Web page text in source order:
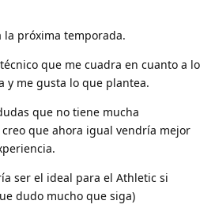
la próxima temporada.
que me cuadra en cuanto a lo
y me gusta lo que plantea.
que no tiene mucha
que ahora igual vendría mejor
ser el ideal para el Athletic si
dudo mucho que siga)